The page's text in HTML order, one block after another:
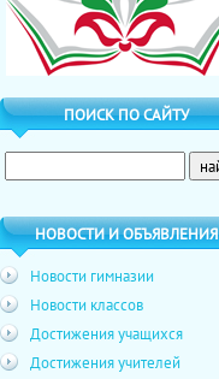
ПОИСК ПО САЙТУ
НОВОСТИ И ОБЪЯВЛЕНИЯ
Новости гимназии
Новости классов
Достижения учащихся
Достижения учителей